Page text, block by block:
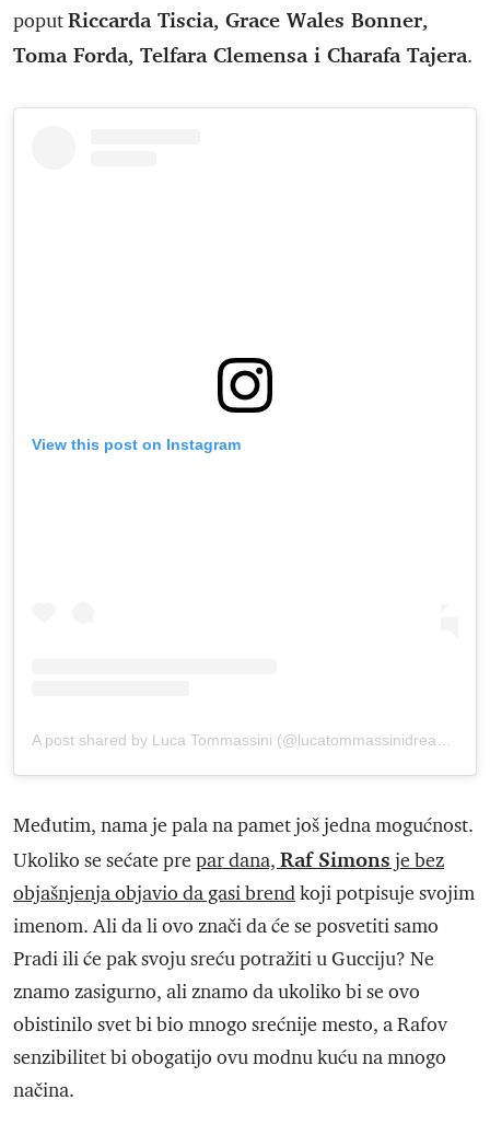
poputRiccarda Tiscia, Grace Wales Bonner,
Toma Forda, Telfara Clemensa i Charafa Tajera.
View this post on Instagram
A post shared by Luca Tommassini (@lucatommassinidreamer)
Međutim, nama je pala na pamet još jedna mogućnost.
Ukoliko se sećate pre par dana, Raf Simons je bez
objašnjenja objavio da gasi brendkoji potpisuje svojim
imenom. Ali da li ovo znači da će se posvetiti samo
Pradi ili će pak svoju sreću potražiti u Gucciju? Ne
znamo zasigurno, ali znamo da ukoliko bi se ovo
obistinilo svet bi bio mnogo srećnije mesto, a Rafov
senzibilitet bi obogatijo ovu modnu kuću na mnogo
načina.